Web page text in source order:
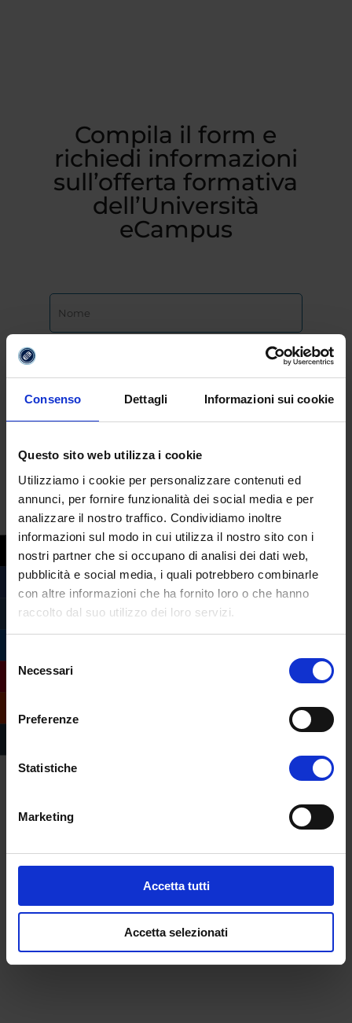
Consenso Dettagli Informazioni sui cookie
Questo sito web utilizza i cookie
Utilizziamo i cookie per personalizzare contenuti ed
annunci, per fornire funzionalità dei social media e per
analizzare il nostro traffico. Condividiamo inoltre
informazioni sul modo in cui utilizza il nostro sito con i
nostri partner che si occupano di analisi dei dati web,
pubblicità e social media, i quali potrebbero combinarle
con altre informazioni che ha fornito loro o che hanno
raccolto dal suo utilizzo dei loro servizi.
delNecessari
Preferenze
Statistiche
Marketing
Accetta tutti
Accetta selezionati
Compila il form e
richiedi informazioni
sull’offerta formativa
dell’Università
eCampus
In relazione all’informativa
Privacy Policy, art.13
al trattamento dei miei dati personali